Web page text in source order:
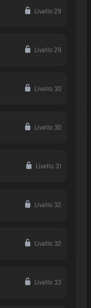
Livello 29
Livello 29
Livello 30
Livello 30
Livello 31
Livello 32
Livello 32
Livello 33